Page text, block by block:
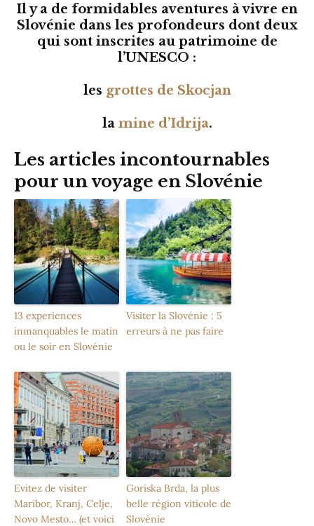
Il y a de formidables aventures à vivre en
Slovénie dans les profondeurs dont deux
qui sont inscrites au patrimoine de
l’UNESCO :
les grottes de Skocjan
la mine d’Idrija.
Les articles incontournables
pour un voyage en Slovénie
13 experiences
inmanquables le matin
ou le soir en Slovénie
Visiter la Slovénie : 5
erreurs à ne pas faire
Evitez de visiter
Maribor, Kranj, Celje,
Novo Mesto… (et voici
Goriska Brda, la plus
belle région viticole de
Slovénie